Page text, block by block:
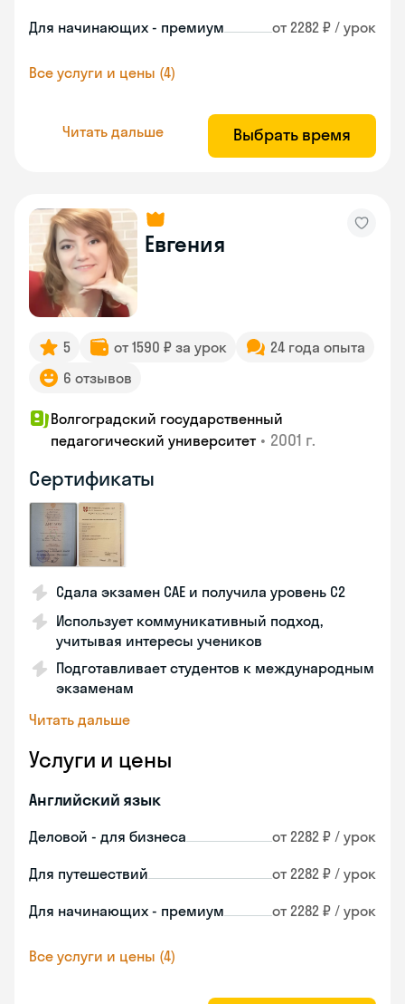
Для начинающих - премиум от 2282 ₽ / урок
Все услуги и цены (4)
Читать дальше Выбрать время
Евгения
5 от 1590 ₽ за урок
24 года опыта
6 отзывов
Волгоградский государственный
педагогический университет • 2001 г.
Сертификаты
Сдала экзамен CAE и получила уровень С2
Использует коммуникативный подход,
учитывая интересы учеников
Подготавливает студентов к международным
экзаменам
Читать дальше
Услуги и цены
Английский язык
Деловой - для бизнеса от 2282 ₽ / урок
Для путешествий от 2282 ₽ / урок
Для начинающих - премиум от 2282 ₽ / урок
Все услуги и цены (4)